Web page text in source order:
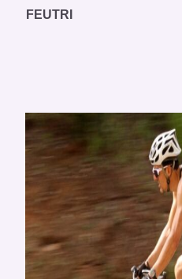
FEUTRI